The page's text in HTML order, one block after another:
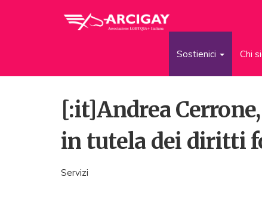
Sostienici Chi
[:it]Andrea
in tutela dei diritti
Servizi